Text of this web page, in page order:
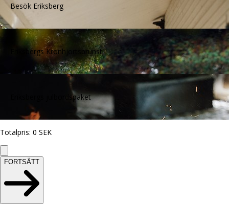
Besök Eriksberg
Eriksbergs Kronhjortsbrunst
Eriksbergs julbordspaket
Totalpris: 0 SEK
FORTSÄTT